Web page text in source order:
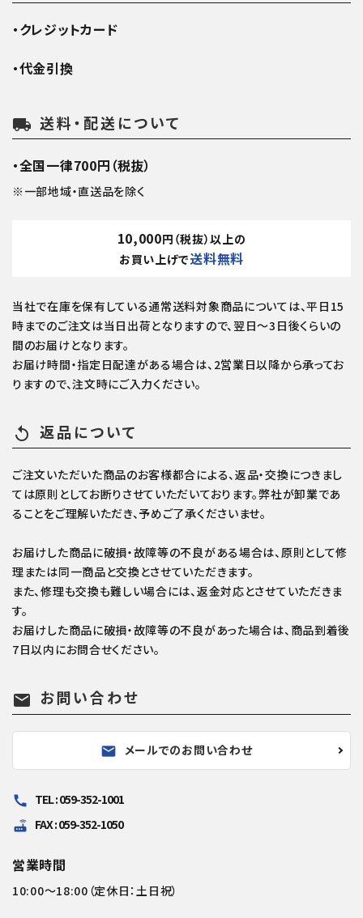
・クレジットカード
・代金引換
local_shipping 送料・配送について
・全国一律700円（税抜）
※一部地域・直送品を除く
10,000円（税抜）以上の
お買い上げで送料無料
当社で在庫を保有している通常送料対象商品については、平日15
時までのご注文は当日出荷となりますので、翌日～3日後くらいの
間のお届けとなります。
お届け時間・指定日配達がある場合は、2営業日以降から承ってお
りますので、注文時にご入力ください。
replay 返品について
ご注文いただいた商品のお客様都合による、返品・交換につきまし
ては原則としてお断りさせていただいております。弊社が卸業であ
ることをご理解いただき、予めご了承くださいませ。
お届けした商品に破損・故障等の不良がある場合は、原則として修
理または同一商品と交換とさせていただきます。
また、修理も交換も難しい場合には、返金対応とさせていただきま
す。
お届けした商品に破損・故障等の不良があった場合は、商品到着後
7日以内にお問合せください。
mail お問い合わせ
mail メールでのお問い合わせ
call TEL : 059-352-1001
router FAX : 059-352-1050
営業時間
10:00～18:00（定休日：土日祝）